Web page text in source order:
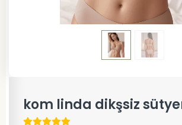
kom linda dikşsiz